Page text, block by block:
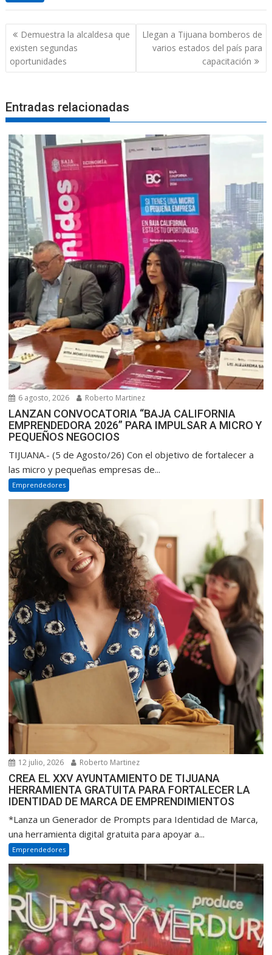
Navegación
de
entradas
Demuestra la alcaldesa que
existen segundas
oportunidades
Llegan a Tijuana bomberos de
varios estados del país para
capacitación
Entradas relacionadas
6 agosto, 2026 Roberto Martinez
LANZAN CONVOCATORIA “BAJA CALIFORNIA
EMPRENDEDORA 2026” PARA IMPULSAR A MICRO Y
PEQUEÑOS NEGOCIOS
TIJUANA.- (5 de Agosto/26) Con el objetivo de fortalecer a
las micro y pequeñas empresas de...
Emprendedores
12 julio, 2026 Roberto Martinez
CREA EL XXV AYUNTAMIENTO DE TIJUANA
HERRAMIENTA GRATUITA PARA FORTALECER LA
IDENTIDAD DE MARCA DE EMPRENDIMIENTOS
*Lanza un Generador de Prompts para Identidad de Marca,
una herramienta digital gratuita para apoyar a...
Emprendedores